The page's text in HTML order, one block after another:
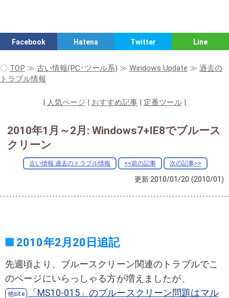
Facebook Hatena Twitter Line
〇 TOP ≫ 古い情報(PC･ツール系) ≫ Windows Update ≫ 過去の
トラブル情報
| 人気ページ | おすすめ記事 | 定番ツール |
2010年1月～2月: Windows7+IE8でブルース
クリーン
古い情報:過去のトラブル情報 <<前の記事 次の記事>>
更新:2010/01/20 (2010/01)
2010年2月20日追記
先週頃より、ブルースクリーン関連のトラブルでこ
のページにいらっしゃる方が増えましたが、
「MS10-015」のブルースクリーン問題はマル